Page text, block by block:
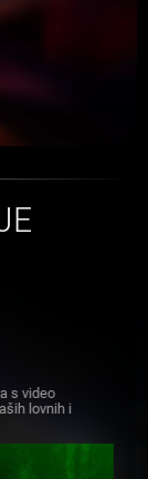
s video
lovnih i